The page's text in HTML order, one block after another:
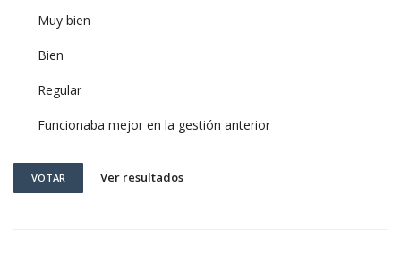
Muy bien
Bien
Regular
Funcionaba mejor en la gestión anterior
VOTAR Ver resultados